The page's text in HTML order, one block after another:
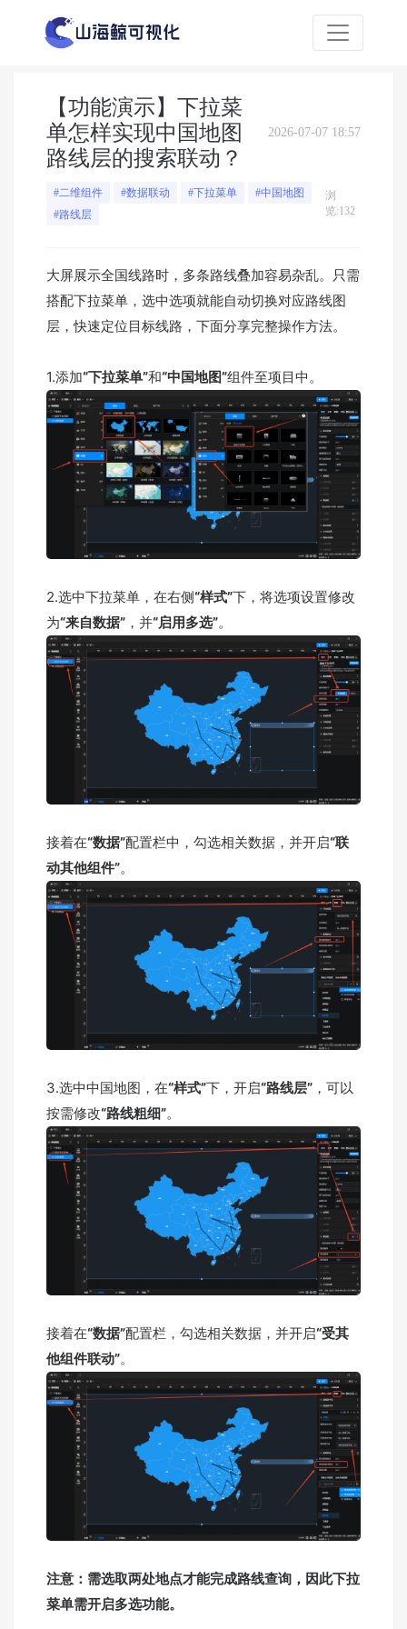
【功能演示】下拉菜
单怎样实现中国地图
路线层的搜索联动？
2026-07-07 18:57
#二维组件 #数据联动 #下拉菜单
#中国地图
#路线层
浏
览:132
大屏展示全国线路时，多条路线叠加容易杂乱。只需
搭配下拉菜单，选中选项就能自动切换对应路线图
层，快速定位目标线路，下面分享完整操作方法。
1.添加“下拉菜单”和“中国地图”组件至项目中。
2.选中下拉菜单，在右侧“样式”下，将选项设置修改
为“来自数据” ，并“启用多选”。
接着在“数据”配置栏中，勾选相关数据，并开启“联
动其他组件”。
3.选中中国地图，在“样式”下，开启“路线层” ，可以
按需修改“路线粗细”。
接着在“数据”配置栏，勾选相关数据，并开启“受其
他组件联动”。
注意：需选取两处地点才能完成路线查询，因此下拉
菜单需开启多选功能。